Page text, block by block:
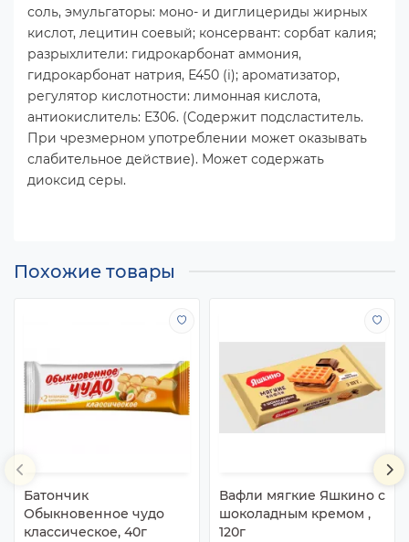
соль, эмульгаторы: моно- и диглицериды жирных
кислот, лецитин соевый; консервант: сорбат калия;
разрыхлители: гидрокарбонат аммония,
гидрокарбонат натрия, Е450 (i); ароматизатор,
регулятор кислотности: лимонная кислота,
антиокислитель: Е306. (Содержит подсластитель.
При чрезмерном употреблении может оказывать
слабительное действие). Может содержать
диоксид серы.
Похожие товары
Батончик
Обыкновенное чудо
классическое, 40г
Вафли мягкие Яшкино с
шоколадным кремом ,
120г